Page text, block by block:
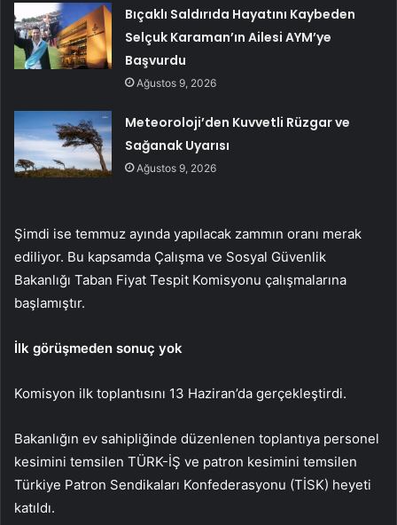
Bıçaklı Saldırıda Hayatını Kaybeden
Selçuk Karaman’ın Ailesi AYM’ye
Başvurdu
Ağustos 9, 2026
Meteoroloji’den Kuvvetli Rüzgar ve
Sağanak Uyarısı
Ağustos 9, 2026
Şimdi ise temmuz ayında yapılacak zammın oranı merak
ediliyor. Bu kapsamda Çalışma ve Sosyal Güvenlik
Bakanlığı Taban Fiyat Tespit Komisyonu çalışmalarına
başlamıştır.
İlk görüşmeden sonuç yok
Komisyon ilk toplantısını 13 Haziran’da gerçekleştirdi.
Bakanlığın ev sahipliğinde düzenlenen toplantıya personel
kesimini temsilen TÜRK-İŞ ve patron kesimini temsilen
Türkiye Patron Sendikaları Konfederasyonu (TİSK) heyeti
katıldı.